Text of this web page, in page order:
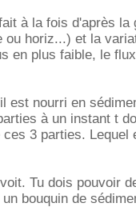
à la fois d'après la
ou horiz...) et la
en plus faible, le
est nourri en
à un instant t
3 parties. Lequel
Tu dois pouvoir
bouquin de